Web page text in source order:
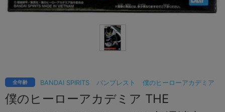
BANDAI SPIRITS バンプレスト 僕のヒーローアカデミア
全年齢
僕のヒーローアカデミア THE